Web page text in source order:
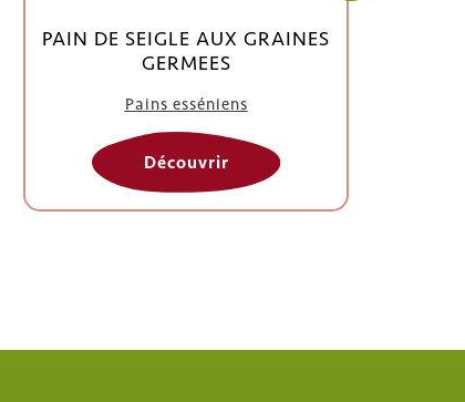
PAIN DE SEIGLE AUX GRAINES
GERMEES
Pains esséniens
Découvrir